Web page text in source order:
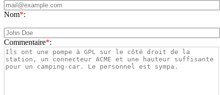
Nom*:
Commentaire*: